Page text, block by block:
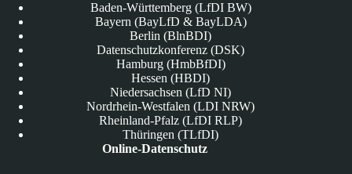
Baden-Württemberg (LfDI BW)
Bayern (BayLfD & BayLDA)
Berlin (BlnBDI)
Datenschutzkonferenz (DSK)
Hamburg (HmbBfDI)
Hessen (HBDI)
Niedersachsen (LfD NI)
Nordrhein-Westfalen (LDI NRW)
Rheinland-Pfalz (LfDI RLP)
Thüringen (TLfDI)
Online-Datenschutz